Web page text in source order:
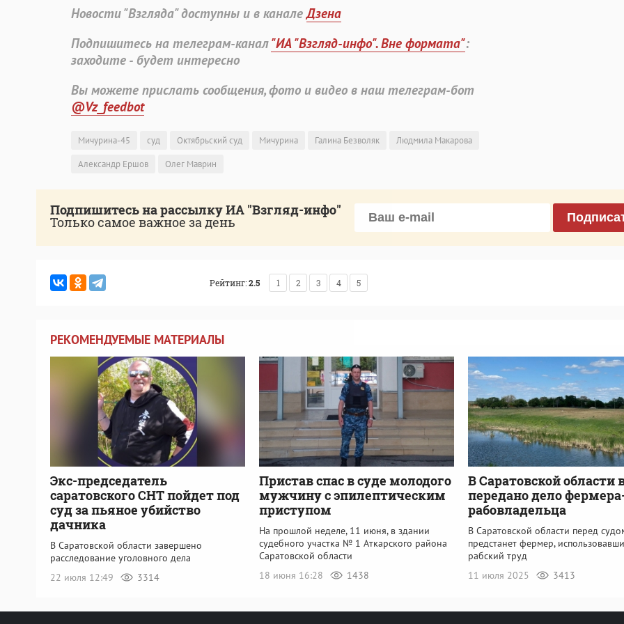
Новости "Взгляда" доступны и в каналеДзена
Подпишитесь на телеграм-канал"ИА "Взгляд-инфо". Вне формата":
заходите - будет интересно
Вы можете прислать сообщения, фото и видео в наш телеграм-бот
@Vz_feedbot
Мичурина-45 суд Октябрьский суд Мичурина Галина Безволяк
Людмила Макарова
Александр Ершов
Олег Маврин
Подпишитесь на рассылку ИА "Взгляд-инфо"
Только самое важное за день
Рейтинг:2.5 1 2 3 4 5
РЕКОМЕНДУЕМЫЕ МАТЕРИАЛЫ
Экс-председатель
саратовского СНТ пойдет под
суд за пьяное убийство
дачника
В Саратовской области завершено
расследование уголовного дела
22 июля 12:49
3314
Пристав спас в суде молодого
мужчину с эпилептическим
приступом
На прошлой неделе, 11 июня, в здании
судебного участка № 1 Аткарского района
Саратовской области
18 июня 16:28
1438
В Саратовской области
передано дело
рабовладельца
В Саратовской области перед
предстанет фермер,
рабский труд
11 июля 2025
3413